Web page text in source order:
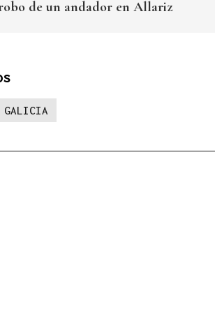
de un andador en Allariz
GALICIA